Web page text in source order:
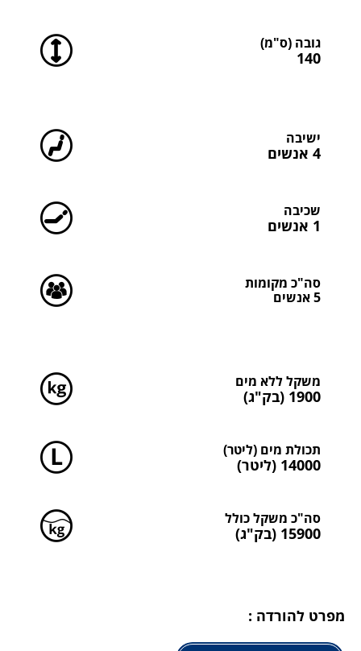
גובה (ס"מ)
140
ישיבה
4 אנשים
שכיבה
1 אנשים
סה"כ מקומות
5 אנשים
משקל ללא מים
1900 (בק"ג)
תכולת מים (ליטר)
14000 (ליטר)
סה"כ משקל כולל
15900 (בק"ג)
מפרט להורדה :